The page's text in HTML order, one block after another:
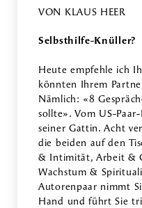
VON KLAUS HEER
Selbsthilfe-Knüller?
Heute empfehle ich
könnten Ihrem
Nämlich: «8
sollte». Vom US-
seiner Gattin. Acht
die beiden auf den
& Intimität, Arbeit &
Wachstum &
Autorenpaar nimmt
Hand und führt Sie